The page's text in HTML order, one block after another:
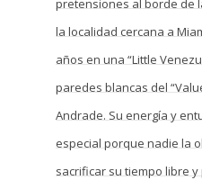
pretensiones al borde de
la localidad cercana a
años en una “Little
paredes blancas del
Andrade. Su energía y
especial porque nadie la
sacrificar su tiempo libre